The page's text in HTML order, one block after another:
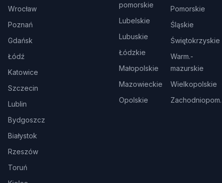
Wrocław
Poznań
Gdańsk
Łódź
Katowice
Szczecin
Lublin
Bydgoszcz
Białystok
Rzeszów
Toruń
pomorskie
Lubelskie
Lubuskie
Łódzkie
Małopolskie
Mazowieckie
Opolskie
Pomorskie
Śląskie
Świętokrzyskie
Warm.-
mazurskie
Wielkopolskie
Zachodniopom.